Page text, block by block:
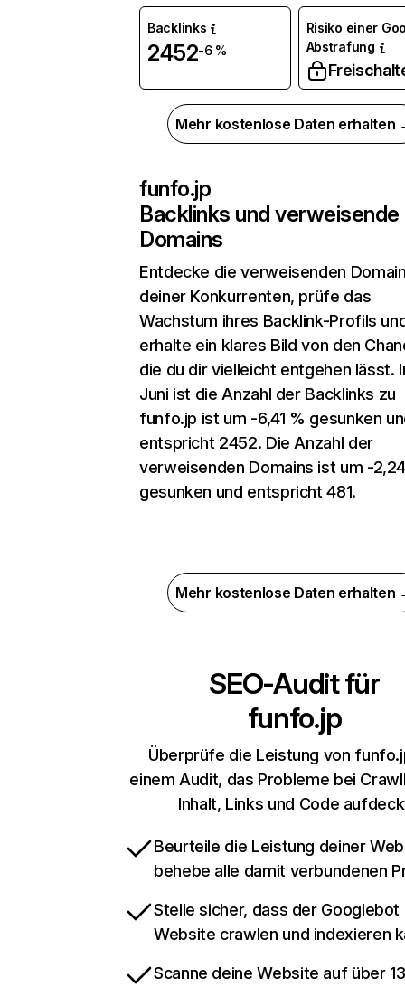
Backlinks
2452-6 %
Risiko einer
Abstrafung
Mehr kostenlose Daten erhalten
funfo.jp
Backlinks und verweisende
Domains
Entdecke die verweisenden
deiner Konkurrenten, prüfe das
Wachstum ihres Backlink-Profils
erhalte ein klares Bild von den
die du dir vielleicht entgehen lässt.
Juni ist die Anzahl der Backlinks zu
funfo.jp ist um -6,41 % gesunken
entspricht 2452. Die Anzahl der
verweisenden Domains ist um -
gesunken und entspricht 481.
Mehr kostenlose Daten erhalten
SEO-Audit für
funfo.jp
Überprüfe die Leistung von
einem Audit, das Probleme bei
Inhalt, Links und Code
Beurteile die Leistung deiner
behebe alle damit verbundenen
Stelle sicher, dass der Googlebot
Website crawlen und indexieren
Scanne deine Website auf über